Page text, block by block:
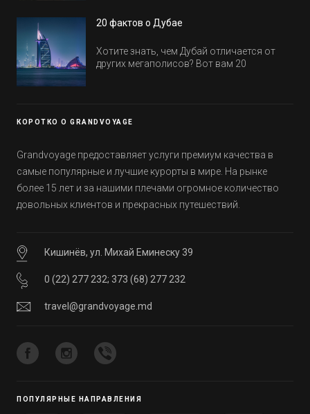
обычно на первые заезды дают промо-
20 фактов о Дубае
Хотите знать, чем Дубай отличается от
других мегаполисов? Вот вам 20
КОРОТКО О GRANDVOYAGE
Grandvoyage предоставляет услуги премиум качества в
самые популярные и лучшие курорты в мире. На рынке
более 15 лет и за нашими плечами огромное количество
довольных клиентов и прекрасных путешествий.
Кишинёв, ул. Михай Еминеску 39
0 (22) 277 232; 373 (68) 277 232
travel@grandvoyage.md
ПОПУЛЯРНЫЕ НАПРАВЛЕНИЯ